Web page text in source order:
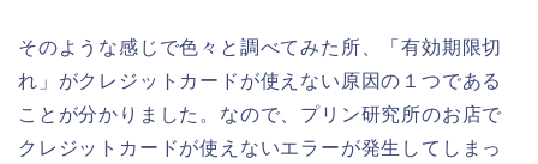
そのような感じで色々と調べてみた所、「有効期限切
れ」がクレジットカードが使えない原因の１つである
ことが分かりました。なので、プリン研究所のお店で
クレジットカードが使えないエラーが発生してしまっ